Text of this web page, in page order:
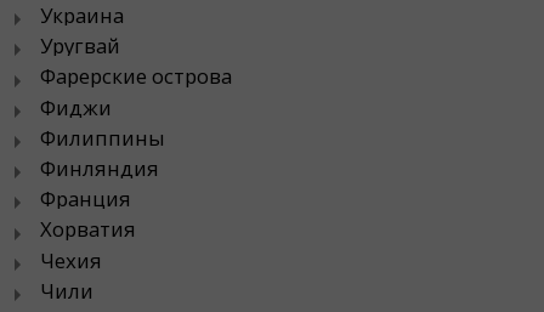
Украина
Уругвай
Фарерские острова
Фиджи
Филиппины
Финляндия
Франция
Хорватия
Чехия
Чили